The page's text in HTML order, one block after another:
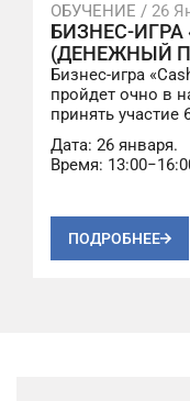
ОБУЧЕНИЕ / 26
БИЗНЕС-ИГРА
(ДЕНЕЖНЫЙ
Бизнес-игра
пройдет очно в
принять участие
Дата: 26 января.
Время:
ПОДРОБНЕЕ